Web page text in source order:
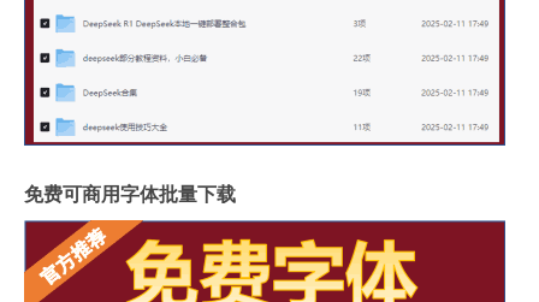
免费可商用字体批量下载